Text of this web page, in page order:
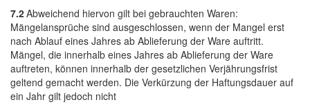
7.2Abweichend hiervon gilt bei gebrauchten Waren:
Mängelansprüche sind ausgeschlossen, wenn der Mangel erst
nach Ablauf eines Jahres ab Ablieferung der Ware auftritt.
Mängel, die innerhalb eines Jahres ab Ablieferung der Ware
auftreten, können innerhalb der gesetzlichen Verjährungsfrist
geltend gemacht werden. Die Verkürzung der Haftungsdauer auf
ein Jahr gilt jedoch nicht